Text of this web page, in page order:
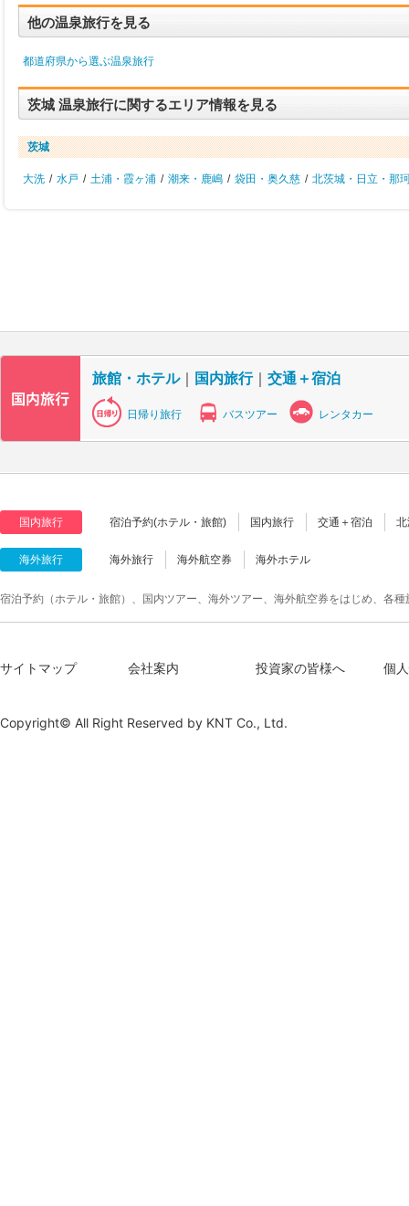
他の温泉旅行を見る
都道府県から選ぶ温泉旅行
茨城 温泉旅行に関するエリア情報を見る
茨城
大洗 / 水戸 / 土浦・霞ヶ浦 / 潮来・鹿嶋 / 袋田・奥久慈 / 北茨城・日立・那
旅館・ホテル｜ 国内旅行｜ 交通＋宿泊
日帰り旅行 バスツアー レンタカー
国内旅行 宿泊予約(ホテル・旅館) 国内旅行 交通＋宿泊
海外旅行 海外旅行 海外航空券 海外ホテル
宿泊予約（ホテル・旅館）、国内ツアー、海外ツアー、海外航空券をはじめ、各
サイトマップ 会社案内 投資家の皆様へ 個
Copyright© All Right Reserved by KNT Co., Ltd.